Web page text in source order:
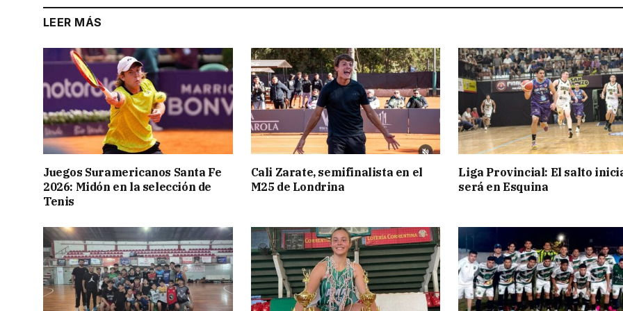
LEER MÁS
Juegos Suramericanos Santa Fe
2026: Midón en la selección de
Tenis
Cali Zarate, semifinalista en el
M25 de Londrina
Liga Provincial: El salto
será en Esquina